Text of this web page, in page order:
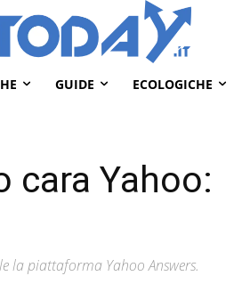
GUIDE ECOLOGICHE
cara Yahoo:
la piattaforma Yahoo Answers.